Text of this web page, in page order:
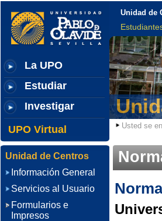
La UPO
Estudiar
Investigar
UPO Virtual
Unidad de
Usted se
Unidad de Centros
Información General
Servicios al Usuario
Formularios e
Impresos